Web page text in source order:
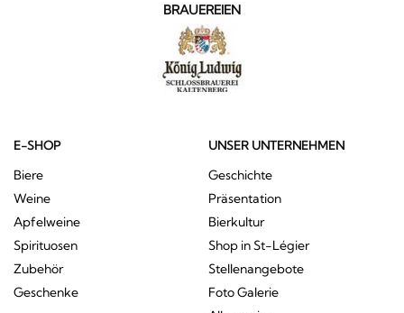
BRAUEREIEN
E-SHOP
Biere
Weine
Apfelweine
Spirituosen
Zubehör
Geschenke
UNSER UNTERNEHMEN
Geschichte
Präsentation
Bierkultur
Shop in St-Légier
Stellenangebote
Foto Galerie